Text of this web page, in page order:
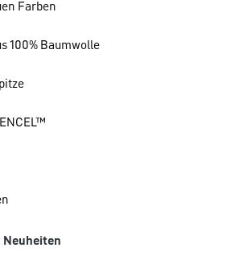
Farben
100% Baumwolle
Neuheiten